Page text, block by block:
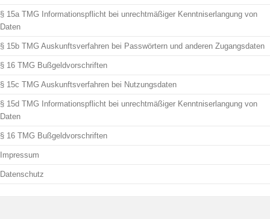
§ 15a TMG Informationspflicht bei unrechtmäßiger Kenntniserlangung von
Daten
§ 15b TMG Auskunftsverfahren bei Passwörtern und anderen Zugangsdaten
§ 16 TMG Bußgeldvorschriften
§ 15c TMG Auskunftsverfahren bei Nutzungsdaten
§ 15d TMG Informationspflicht bei unrechtmäßiger Kenntniserlangung von
Daten
§ 16 TMG Bußgeldvorschriften
Impressum
Datenschutz